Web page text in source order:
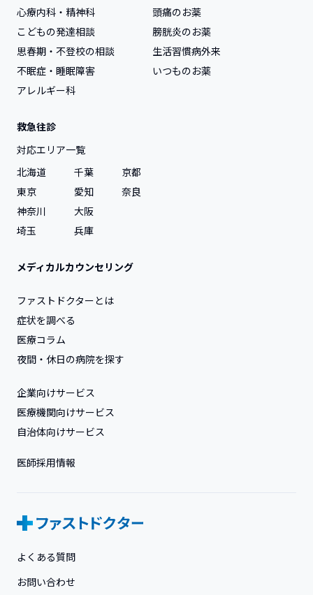
心療内科・精神科
こどもの発達相談
思春期・不登校の相談
不眠症・睡眠障害
アレルギー科
頭痛のお薬
膀胱炎のお薬
生活習慣病外来
いつものお薬
救急往診
対応エリア一覧
北海道
東京
神奈川
埼玉
千葉
愛知
大阪
兵庫
京都
奈良
メディカルカウンセリング
ファストドクターとは
症状を調べる
医療コラム
夜間・休日の病院を探す
企業向けサービス
医療機関向けサービス
自治体向けサービス
医師採用情報
よくある質問
お問い合わせ